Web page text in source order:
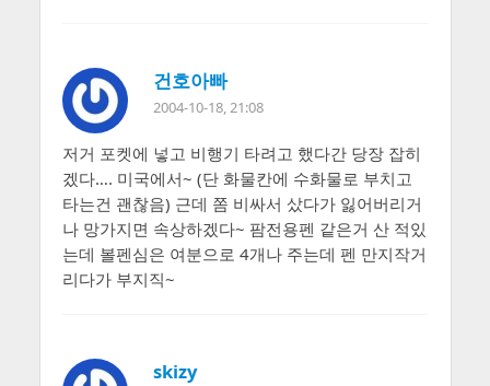
건호아빠
2004-10-18, 21:08
저거 포켓에 넣고 비행기 타려고 했다간 당장 잡히
겠다…. 미국에서~ (단 화물칸에 수화물로 부치고
타는건 괜찮음) 근데 쫌 비싸서 샀다가 잃어버리거
나 망가지면 속상하겠다~ 팜전용펜 같은거 산 적있
는데 볼펜심은 여분으로 4개나 주는데 펜 만지작거
리다가 부지직~
skizy